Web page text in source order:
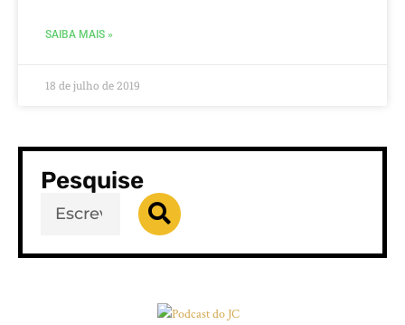
SAIBA MAIS »
18 de julho de 2019
Pesquise